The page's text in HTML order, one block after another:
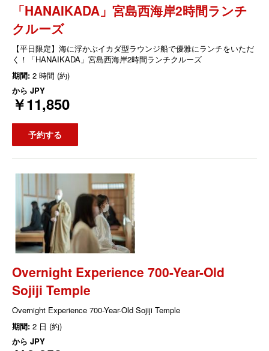
「HANAIKADA」宮島西海岸2時間ランチ
クルーズ
【平日限定】海に浮かぶイカダ型ラウンジ船で優雅にランチをいただ
く！「HANAIKADA」宮島西海岸2時間ランチクルーズ
期間: 2 時間 (約)
から JPY
￥11,850
予約する
Overnight Experience 700-Year-Old
Sojiji Temple
Overnight Experience 700-Year-Old Sojiji Temple
期間: 2 日 (約)
から JPY